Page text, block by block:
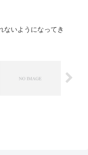
ないようになってき